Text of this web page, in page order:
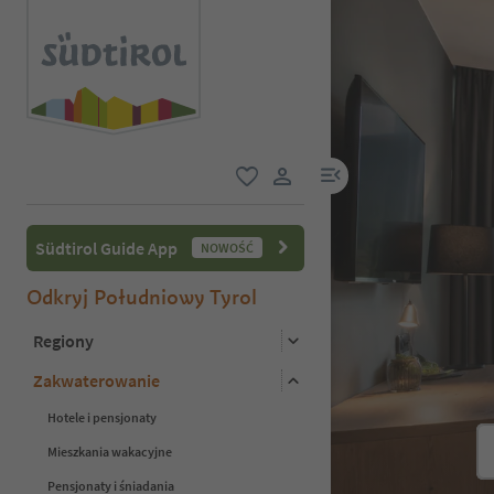
link użytkownika
link menu
Südtirol Guide App NOWOŚĆ
Odkryj Południowy Tyrol
Regiony
Zakwaterowanie
Hotele i pensjonaty
Mieszkania wakacyjne
Pensjonaty i śniadania